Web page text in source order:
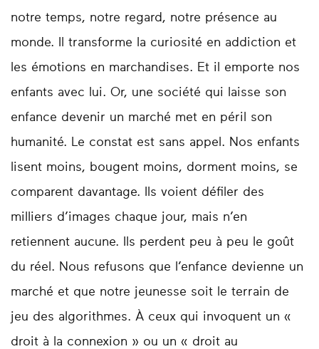
notre temps, notre regard, notre présence au
monde. Il transforme la curiosité en addiction et
les émotions en marchandises. Et il emporte nos
enfants avec lui. Or, une société qui laisse son
enfance devenir un marché met en péril son
humanité. Le constat est sans appel. Nos enfants
lisent moins, bougent moins, dorment moins, se
comparent davantage. Ils voient défiler des
milliers d’images chaque jour, mais n’en
retiennent aucune. Ils perdent peu à peu le goût
du réel. Nous refusons que l’enfance devienne un
marché et que notre jeunesse soit le terrain de
jeu des algorithmes. À ceux qui invoquent un «
droit à la connexion » ou un « droit au